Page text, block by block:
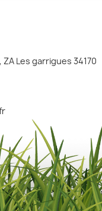
Les garrigues 34170